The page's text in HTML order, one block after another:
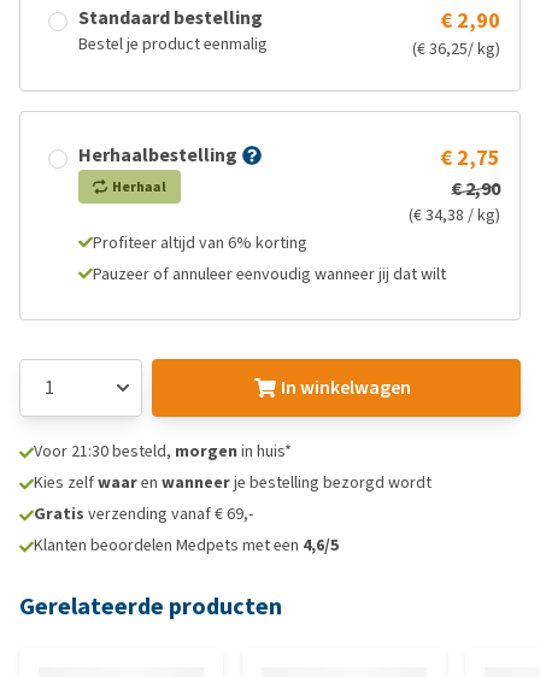
Standaard bestelling
Bestel je product eenmalig
€ 2,90
(€ 36,25/ kg)
Herhaalbestelling
Herhaal
€ 2,75
€ 2,90
(€ 34,38 / kg)
Profiteer altijd van 6% korting
Pauzeer of annuleer eenvoudig wanneer jij dat wilt
In winkelwagen
Voor 21:30 besteld, morgen in huis*
Kies zelfwaaren wanneerje bestelling bezorgd wordt
Gratis verzending vanaf € 69,-
Klanten beoordelen Medpets met een 4,6/5
Gerelateerde producten